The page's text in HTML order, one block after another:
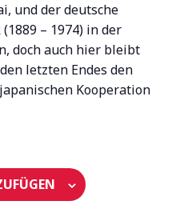
und der deutsche
– 1974) in der
doch auch hier bleibt
letzten Endes den
Kooperation